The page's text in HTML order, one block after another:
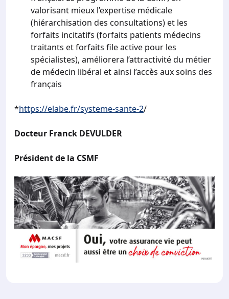
valorisant mieux l’expertise médicale
(hiérarchisation des consultations) et les
forfaits incitatifs (forfaits patients médecins
traitants et forfaits file active pour les
spécialistes), améliorera l’attractivité du métier
de médecin libéral et ainsi l’accès aux soins des
français
*https://elabe.fr/systeme-sante-2/
Docteur Franck DEVULDER
Président de la CSMF